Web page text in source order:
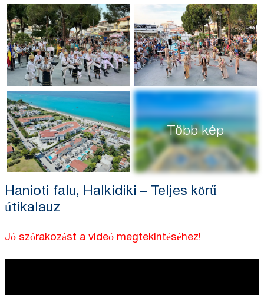
Több kép
Hanioti falu, Halkidiki – Teljes körű
útikalauz
Jó szórakozást a videó megtekintéséhez!